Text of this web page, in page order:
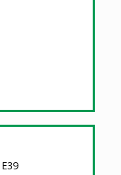
E39